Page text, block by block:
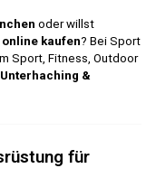
oder willst
kaufen? Bei Sport
Sport, Fitness, Outdoor
&
für